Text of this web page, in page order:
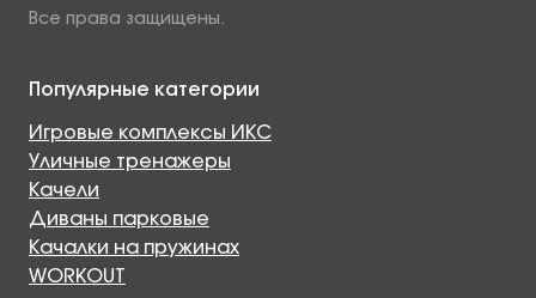
Все права защищены.
Популярные категории
Игровые комплексы ИКС
Уличные тренажеры
Качели
Диваны парковые
Качалки на пружинах
WORKOUT